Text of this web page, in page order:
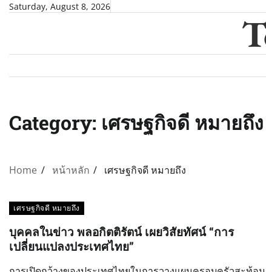
SkipSaturday, August 8, 2026
Category: เศรษฐกิจดี หมายถึง
Home หน้าหลัก เศรษฐกิจดี หมายถึง
เศรษฐกิจดี หมายถึง
บุคคลในข่าว พลอกิตติรัตน์ เผยวิสัยทัศน์ “การ
เปลี่ยนแปลงประเทศไทย”